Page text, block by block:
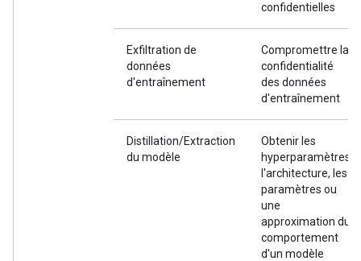
confidentielles
Exfiltration de
données
d'entraînement
Compromettre la
confidentialité
des données
d'entraînement
Distillation/Extraction
du modèle
Obtenir les
hyperparamètres,
l'architecture, les
paramètres ou
une
approximation du
comportement
d'un modèle